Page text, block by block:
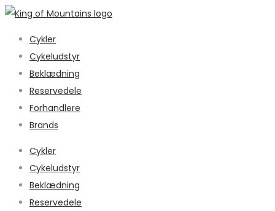
Cykler
Cykeludstyr
Beklædning
Reservedele
Forhandlere
Brands
Cykler
Cykeludstyr
Beklædning
Reservedele